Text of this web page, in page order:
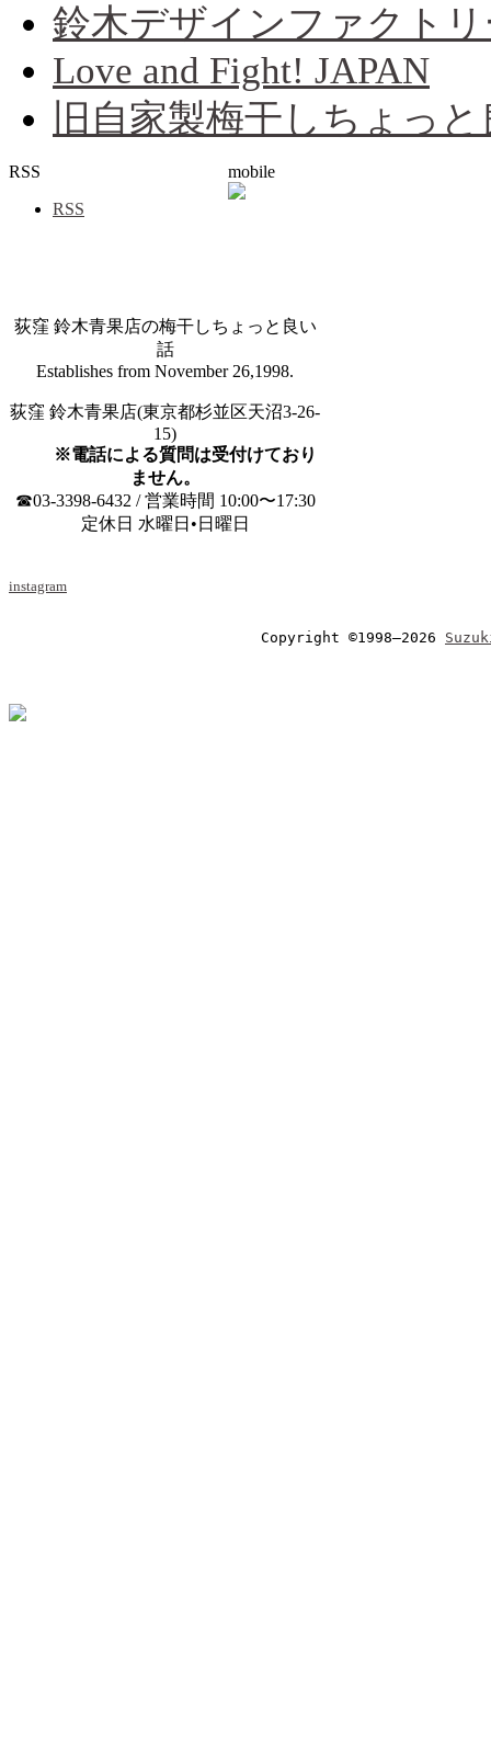
鈴木デザインファクト
Love and Fight! JAPAN
旧自家製梅干しちょっ
RSS
RSS
mobile
荻窪 鈴木青果店の梅干しちょっと良い
話
Establishes from November 26,1998.
荻窪 鈴木青果店(東京都杉並区天沼3-26-
15)
※電話による質問は受付けており
ません。
☎03-3398-6432 / 営業時間 10:00〜17:30
定休日 水曜日•日曜日
instagram
Copyright ©1998–2026